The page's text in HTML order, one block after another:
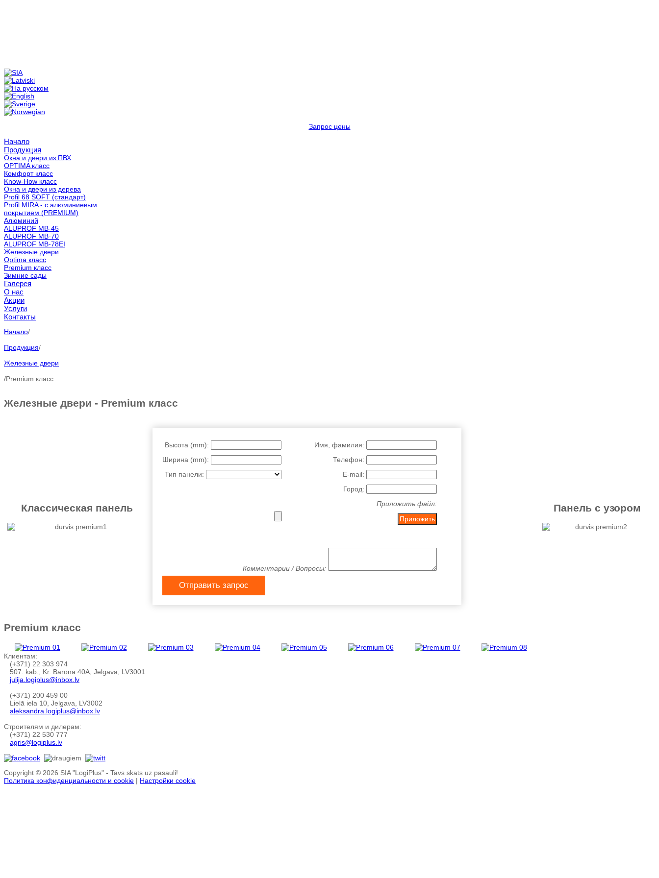
Запрос цены
Начало
Продукция
Окна и двери из ПВХ
OPTIMA класс
Комфорт класс
Know-How класс
Окна и двери из дерева
Profil 68 SOFT (стандарт)
Profil MIRA - с алюминиевым
покрытием (PREMIUM)
Алюминий
ALUPROF MB-45
ALUPROF MB-70
ALUPROF MB-78EI
Железные двери
Optima класс
Premium класс
Зимние сады
Галерея
О нас
Акции
Услуги
Контакты
Начало/
Продукция/
Железные двери
/Premium класс
Железные двери - Premium класс
Классическая панель
Высота (mm):
Ширина (mm):
Тип панели:
Имя, фамилия:
Телефон:
E-mail:
Город:
Приложить файл:
Комментарии / Вопросы:
Отправить запрос
Панель с узором
Premium класс
Клиентам:
(+371) 22 303 974
507. kab., Kr. Barona 40A, Jelgava, LV3001
julija.logiplus@inbox.lv
(+371) 200 459 00
Lielā iela 10, Jelgava, LV3002
aleksandra.logiplus@inbox.lv
Строителям и дилерам:
(+371) 22 530 777
agris@logiplus.lv
Copyright © 2026 SIA "LogiPlus" - Tavs skats uz pasauli!
Политика конфиденциальности и cookie | Настройки cookie